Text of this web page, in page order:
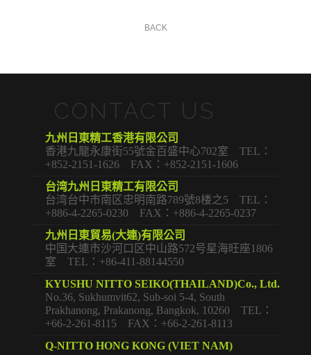
BACK
CONTACT US
九州日東精工香港有限公司
香港九龍永康街55號金百盛中心702室 TEL：
+852-2151-1626 FAX：+852-2151-1606
台湾九州日東精工有限公司
台湾台中市南区忠明南路789號8楼之5 TEL：
+886-4-2265-0230 FAX：+886-4-2265-0237
九州日東貿易(大連)有限公司
中国大連市沙河口区中山路572号星海旺座1806
室 TEL：+86-411-88144550
KYUSHU NITTO SEIKO(THAILAND)Co., Ltd.
No.36, Sukhumvit62, Sub-soi 5-4, South
Prakhanong, Prakanong, Bangkok, 10260 TEL：
+66-2-261-8115 FAX：+66-2-261-8113
Q-NITTO HONG KONG (VIET NAM)